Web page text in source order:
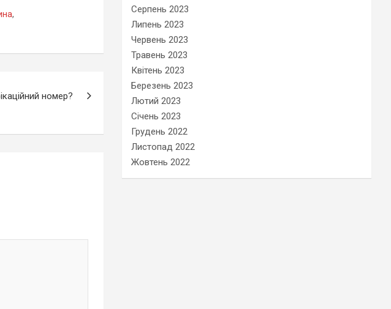
,
номер?
Серпень 2023
Липень 2023
Червень 2023
Травень 2023
Квітень 2023
Березень 2023
Лютий 2023
Січень 2023
Грудень 2022
Листопад 2022
Жовтень 2022